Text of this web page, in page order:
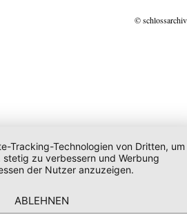
©
Tracking-Technologien von Dritten, um
zu verbessern und Werbung
der Nutzer anzuzeigen.
ABLEHNEN